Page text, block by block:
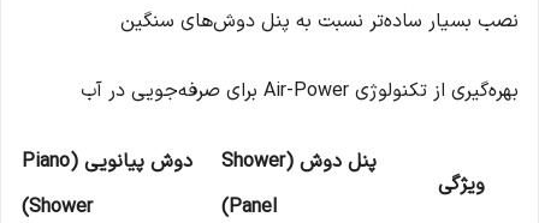
نصب بسیار ساده‌تر نسبت به پنل دوش‌های سنگین
بهره‌گیری از تکنولوژی Air-Power برای صرفه‌جویی در آب
ویژگی
پنل دوش (Shower
Panel)
دوش پیانویی (Piano
Shower)